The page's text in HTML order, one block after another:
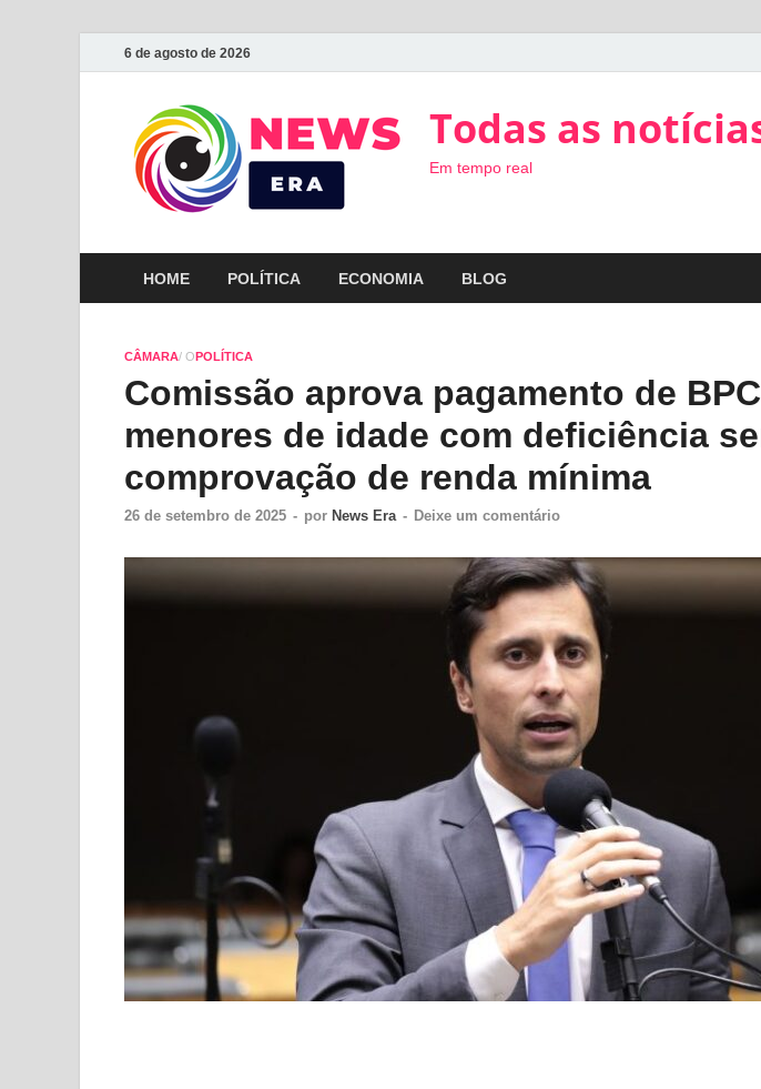
6 de agosto de 2026
Todas as
Em tempo real
HOME POLÍTICA ECONOMIA BLOG
CÂMARA/ OPOLÍTICA
Comissão aprova pagamento de
menores de idade com deficiência
comprovação de renda mínima
26 de setembro de 2025 - por News Era - Deixe um comentário